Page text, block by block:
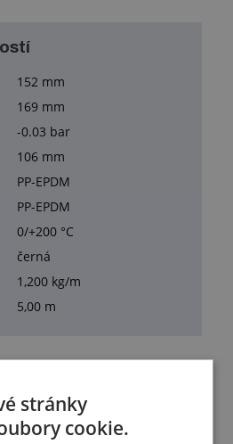
152 mm
169 mm
-0.03 bar
106 mm
PP-EPDM
PP-EPDM
0/+200 °C
černá
1,200 kg/m
5,00 m
stránky
cookie.